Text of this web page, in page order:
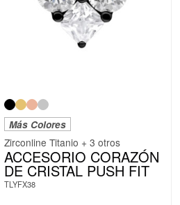
Más Colores
Zirconline Titanio + 3 otros
ACCESORIO CORAZÓN
DE CRISTAL PUSH FIT
TLYFX38